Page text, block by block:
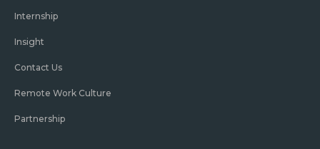
Internship
Insight
Contact Us
Remote Work Culture
Partnership